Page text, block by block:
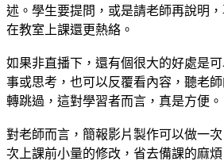
述。學生要提問，或是請老師再說明
在教室上課還更熱絡。
如果非直播下，還有個很大的好處是
事或思考，也可以反覆看內容，聽老
轉跳過，這對學習者而言，真是方便。
對老師而言，簡報影片製作可以做一
次上課前小量的修改，省去備課的麻